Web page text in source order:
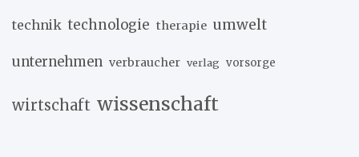
technik technologie therapie umwelt
unternehmen verbraucher verlag vorsorge
wirtschaft wissenschaft